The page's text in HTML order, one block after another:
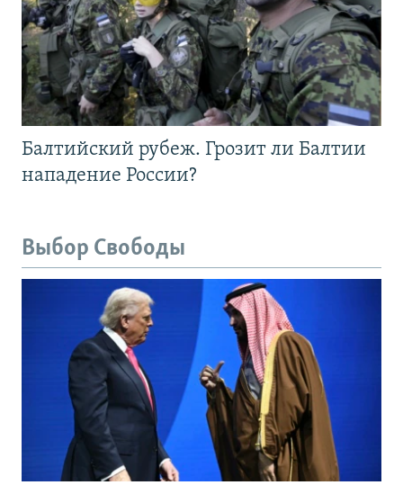
Балтийский рубеж. Грозит ли Балтии
нападение России?
Выбор Свободы